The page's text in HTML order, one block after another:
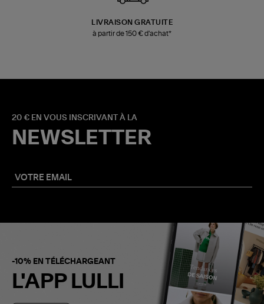
LIVRAISON GRATUITE
à partir de 150 € d'achat*
20 € EN VOUS INSCRIVANT À LA
NEWSLETTER
-10% EN TÉLÉCHARGEANT
L'APP LULLI